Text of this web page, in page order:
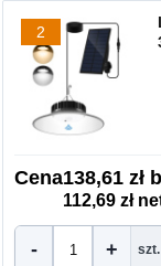
2
Cena138,61 zł
112,69 zł
- + szt.